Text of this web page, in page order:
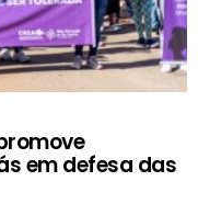
em defesa das